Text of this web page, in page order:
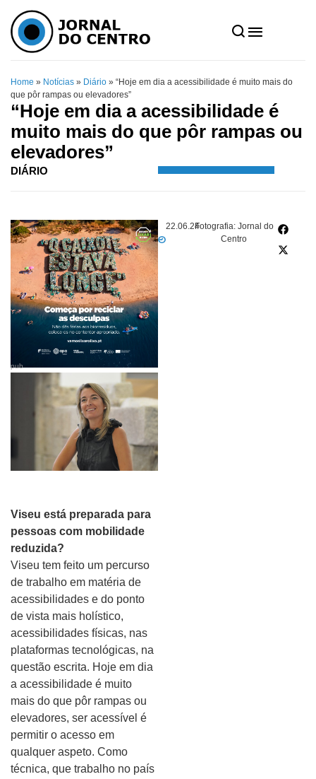
Home » Notícias » Diário » “Hoje em dia a acessibilidade é muito mais do
que pôr rampas ou elevadores”
“Hoje em dia a acessibilidade é
muito mais do que pôr rampas ou
elevadores”
DIÁRIO
22.06.24Fotografia: Jornal do
Centro
pub
Viseu está preparada para
pessoas com mobilidade
reduzida?
Viseu tem feito um percurso
de trabalho em matéria de
acessibilidades e do ponto
de vista mais holístico,
acessibilidades físicas, nas
plataformas tecnológicas, na
questão escrita. Hoje em dia
a acessibilidade é muito
mais do que pôr rampas ou
elevadores, ser acessível é
permitir o acesso em
qualquer aspeto. Como
técnica, que trabalho no país